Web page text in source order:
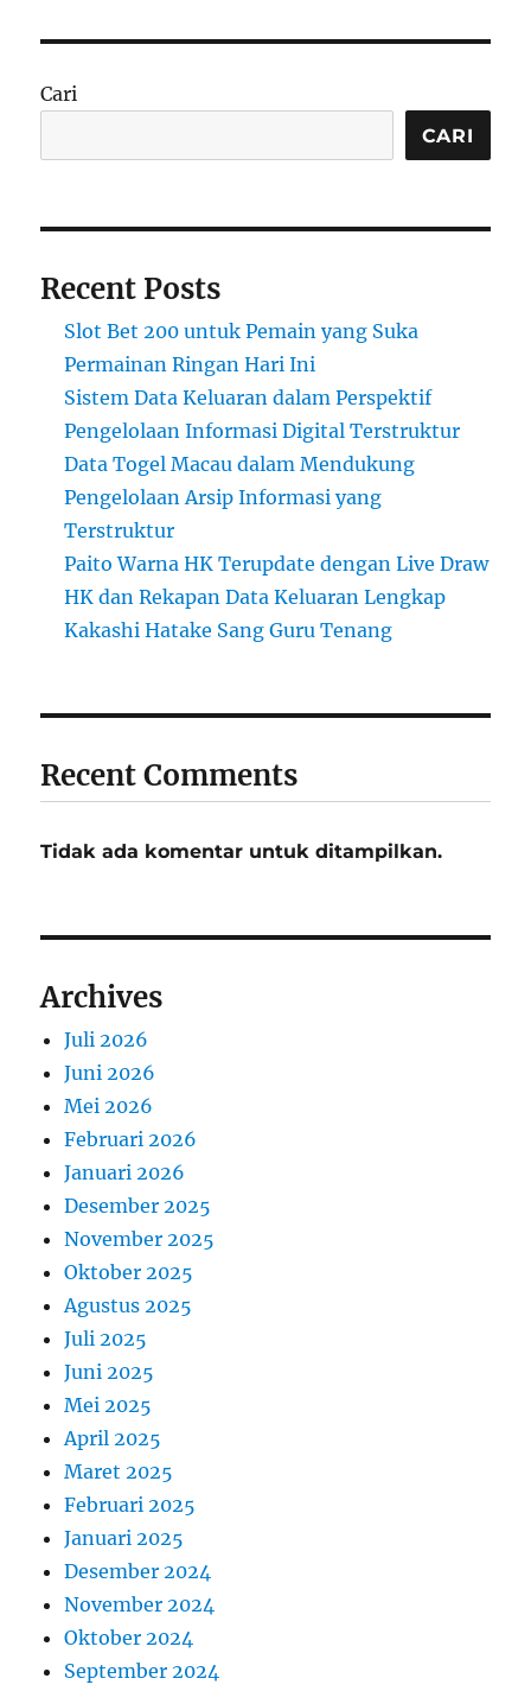
Cari
CARI
Recent Posts
Slot Bet 200 untuk Pemain yang Suka
Permainan Ringan Hari Ini
Sistem Data Keluaran dalam Perspektif
Pengelolaan Informasi Digital Terstruktur
Data Togel Macau dalam Mendukung
Pengelolaan Arsip Informasi yang
Terstruktur
Paito Warna HK Terupdate dengan Live Draw
HK dan Rekapan Data Keluaran Lengkap
Kakashi Hatake Sang Guru Tenang
Recent Comments
Tidak ada komentar untuk ditampilkan.
Archives
Juli 2026
Juni 2026
Mei 2026
Februari 2026
Januari 2026
Desember 2025
November 2025
Oktober 2025
Agustus 2025
Juli 2025
Juni 2025
Mei 2025
April 2025
Maret 2025
Februari 2025
Januari 2025
Desember 2024
November 2024
Oktober 2024
September 2024